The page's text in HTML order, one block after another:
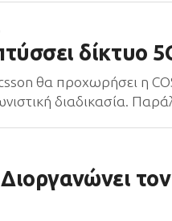
δίκτυο
θα προχωρήσει η
διαδικασία.
Διοργανώνει